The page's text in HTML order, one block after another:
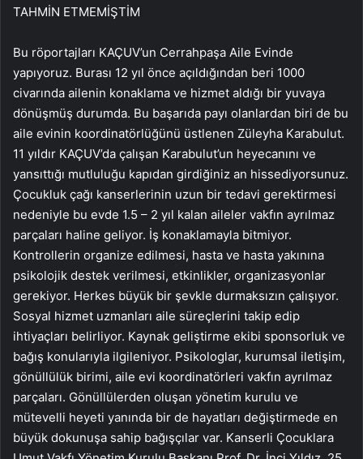
TAHMİN ETMEMİŞTİM
Bu röportajları KAÇUV’un Cerrahpaşa Aile Evinde
yapıyoruz. Burası 12 yıl önce açıldığından beri 1000
civarında ailenin konaklama ve hizmet aldığı bir yuvaya
dönüşmüş durumda. Bu başarıda payı olanlardan biri de bu
aile evinin koordinatörlüğünü üstlenen Züleyha Karabulut.
11 yıldır KAÇUV’da çalışan Karabulut’un heyecanını ve
yansıttığı mutluluğu kapıdan girdiğiniz an hissediyorsunuz.
Çocukluk çağı kanserlerinin uzun bir tedavi gerektirmesi
nedeniyle bu evde 1.5 – 2 yıl kalan aileler vakfın ayrılmaz
parçaları haline geliyor. İş konaklamayla bitmiyor.
Kontrollerin organize edilmesi, hasta ve hasta yakınına
psikolojik destek verilmesi, etkinlikler, organizasyonlar
gerekiyor. Herkes büyük bir şevkle durmaksızın çalışıyor.
Sosyal hizmet uzmanları aile süreçlerini takip edip
ihtiyaçları belirliyor. Kaynak geliştirme ekibi sponsorluk ve
bağış konularıyla ilgileniyor. Psikologlar, kurumsal iletişim,
gönüllülük birimi, aile evi koordinatörleri vakfın ayrılmaz
parçaları. Gönüllülerden oluşan yönetim kurulu ve
mütevelli heyeti yanında bir de hayatları değiştirmede en
büyük dokunuşa sahip bağışçılar var. Kanserli Çocuklara